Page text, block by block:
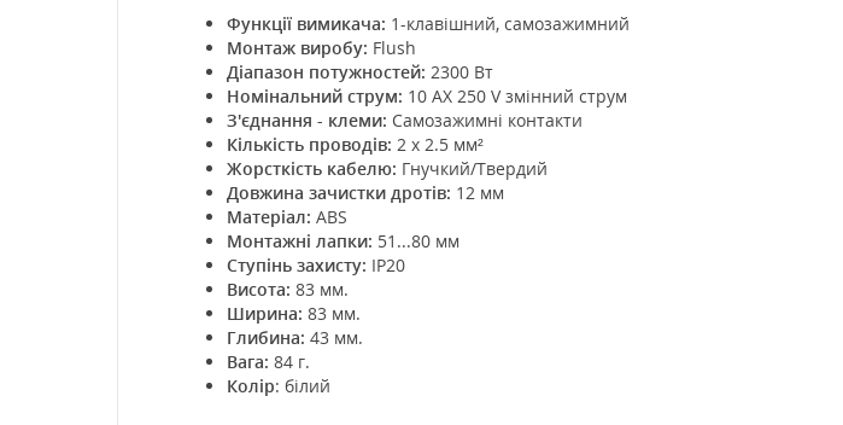
Функції вимикача: 1-клавішний, самозажимний
Монтаж виробу: Flush
Діапазон потужностей: 2300 Вт
Номінальний струм: 10 AX 250 V змінний струм
З'єднання - клеми: Самозажимні контакти
Кількість проводів: 2 x 2.5 мм²
Жорсткість кабелю: Гнучкий/Твердий
Довжина зачистки дротів: 12 мм
Матеріал: ABS
Монтажні лапки: 51...80 мм
Ступінь захисту: IP20
Висота: 83 мм.
Ширина: 83 мм.
Глибина: 43 мм.
Вага: 84 г.
Колір: білий